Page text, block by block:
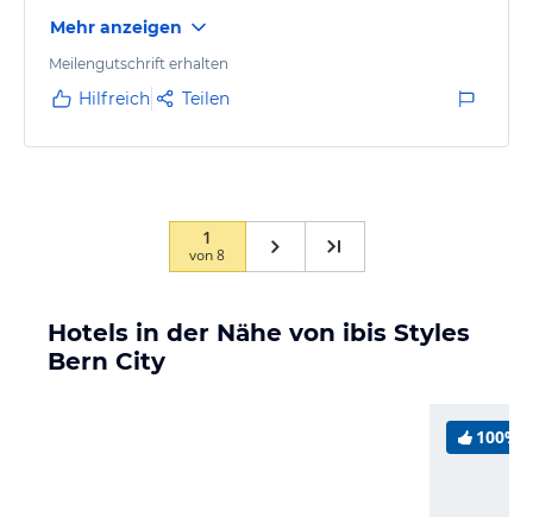
Mehr anzeigen
Meilengutschrift erhalten
Hilfreich Teilen
1
von8
Hotels in der Nähe von ibis Styles
Bern City
100%